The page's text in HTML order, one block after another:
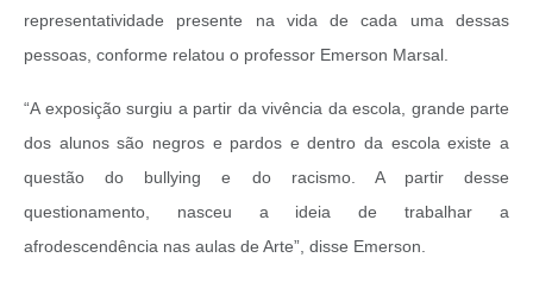
representatividade presente na vida de cada uma dessas
pessoas, conforme relatou o professor Emerson Marsal.
“A exposição surgiu a partir da vivência da escola, grande parte
dos alunos são negros e pardos e dentro da escola existe a
questão do bullying e do racismo. A partir desse
questionamento, nasceu a ideia de trabalhar a
afrodescendência nas aulas de Arte”, disse Emerson.